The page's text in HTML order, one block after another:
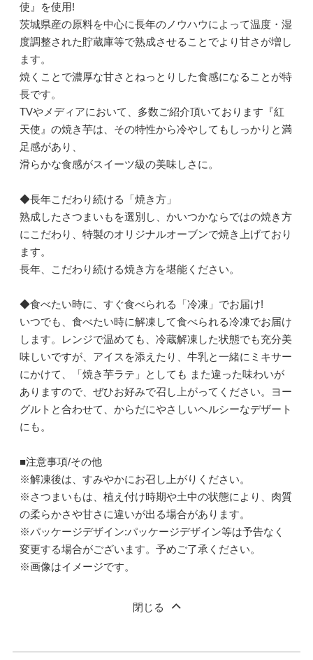
使』を使用!
茨城県産の原料を中心に長年のノウハウによって温度・湿
度調整された貯蔵庫等で熟成させることでより甘さが増し
ます。
焼くことで濃厚な甘さとねっとりした食感になることが特
長です。
TVやメディアにおいて、多数ご紹介頂いております『紅
天使』の焼き芋は、その特性から冷やしてもしっかりと満
足感があり、
滑らかな食感がスイーツ級の美味しさに。
◆長年こだわり続ける「焼き方」
熟成したさつまいもを選別し、かいつかならではの焼き方
にこだわり、特製のオリジナルオーブンで焼き上げており
ます。
長年、こだわり続ける焼き方を堪能ください。
◆食べたい時に、すぐ食べられる「冷凍」でお届け!
いつでも、食べたい時に解凍して食べられる冷凍でお届け
します。レンジで温めても、冷蔵解凍した状態でも充分美
味しいですが、アイスを添えたり、牛乳と一緒にミキサー
にかけて、「焼き芋ラテ」としても また違った味わいが
ありますので、ぜひお好みで召し上がってください。ヨー
グルトと合わせて、からだにやさしいヘルシーなデザート
にも。
■注意事項/その他
※解凍後は、すみやかにお召し上がりください。
※さつまいもは、植え付け時期や土中の状態により、肉質
の柔らかさや甘さに違いが出る場合があります。
※パッケージデザイン:パッケージデザイン等は予告なく
変更する場合がございます。予めご了承ください。
※画像はイメージです。
閉じる